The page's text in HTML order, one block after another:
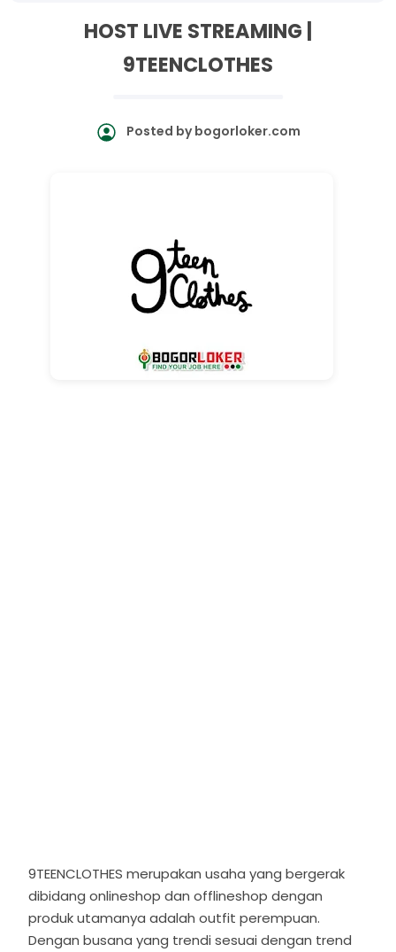
HOST LIVE STREAMING |
9TEENCLOTHES
Posted bybogorloker.com
9TEENCLOTHES merupakan usaha yang bergerak
dibidang onlineshop dan offlineshop dengan
produk utamanya adalah outfit perempuan.
Dengan busana yang trendi sesuai dengan trend